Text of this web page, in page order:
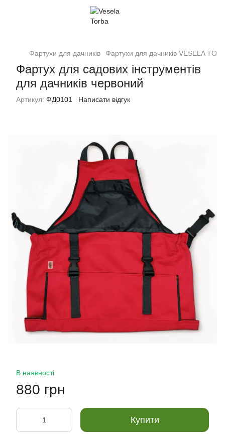
Фартухи для дачників Фартухи для дачників VESELA
Фартух для садових інструментів
для дачників червоний
Артикул: ФД0101 Написати відгук
В наявності
880 грн
Купити